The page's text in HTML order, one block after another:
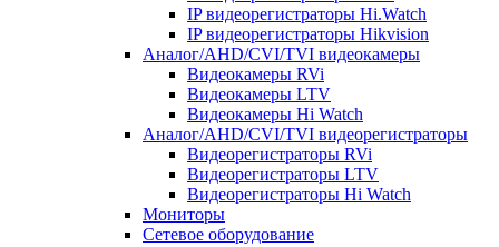
IP видеорегистраторы Hi.Watch
IP видеорегистраторы Hikvision
Аналог/AHD/CVI/TVI видеокамеры
Видеокамеры RVi
Видеокамеры LTV
Видеокамеры Hi Watch
Аналог/AHD/CVI/TVI видеорегистраторы
Видеорегистраторы RVi
Видеорегистраторы LTV
Видеорегистраторы Hi Watch
Мониторы
Сетевое оборудование